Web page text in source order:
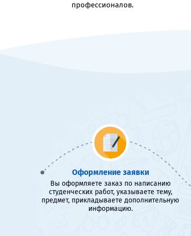
профессионалов.
Оформление заявки
Вы оформляете заказ по написанию
студенческих работ, указываете тему,
предмет, прикладываете дополнительную
информацию.